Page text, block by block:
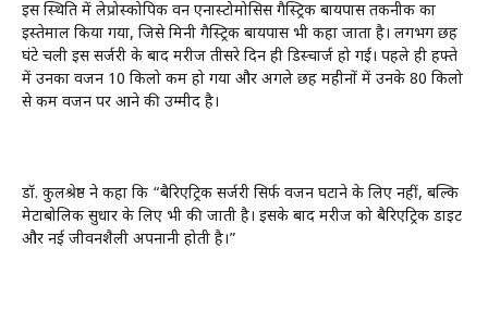
इस स्थिति में लेप्रोस्कोपिक वन एनास्टोमोसिस गैस्ट्रिक बायपास तकनीक का
इस्तेमाल किया गया, जिसे मिनी गैस्ट्रिक बायपास भी कहा जाता है। लगभग छह
घंटे चली इस सर्जरी के बाद मरीज तीसरे दिन ही डिस्चार्ज हो गई। पहले ही हफ्ते
में उनका वजन 10 किलो कम हो गया और अगले छह महीनों में उनके 80 किलो
से कम वजन पर आने की उम्मीद है।
डॉ. कुलश्रेष्ठ ने कहा कि “बैरिएट्रिक सर्जरी सिर्फ वजन घटाने के लिए नहीं, बल्कि
मेटाबोलिक सुधार के लिए भी की जाती है। इसके बाद मरीज को बैरिएट्रिक डाइट
और नई जीवनशैली अपनानी होती है।”